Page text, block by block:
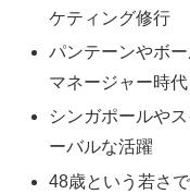
ケティング修行
パンテーンやボ
マネージャー時代
シンガポールや
ーバルな活躍
48歳という若さ